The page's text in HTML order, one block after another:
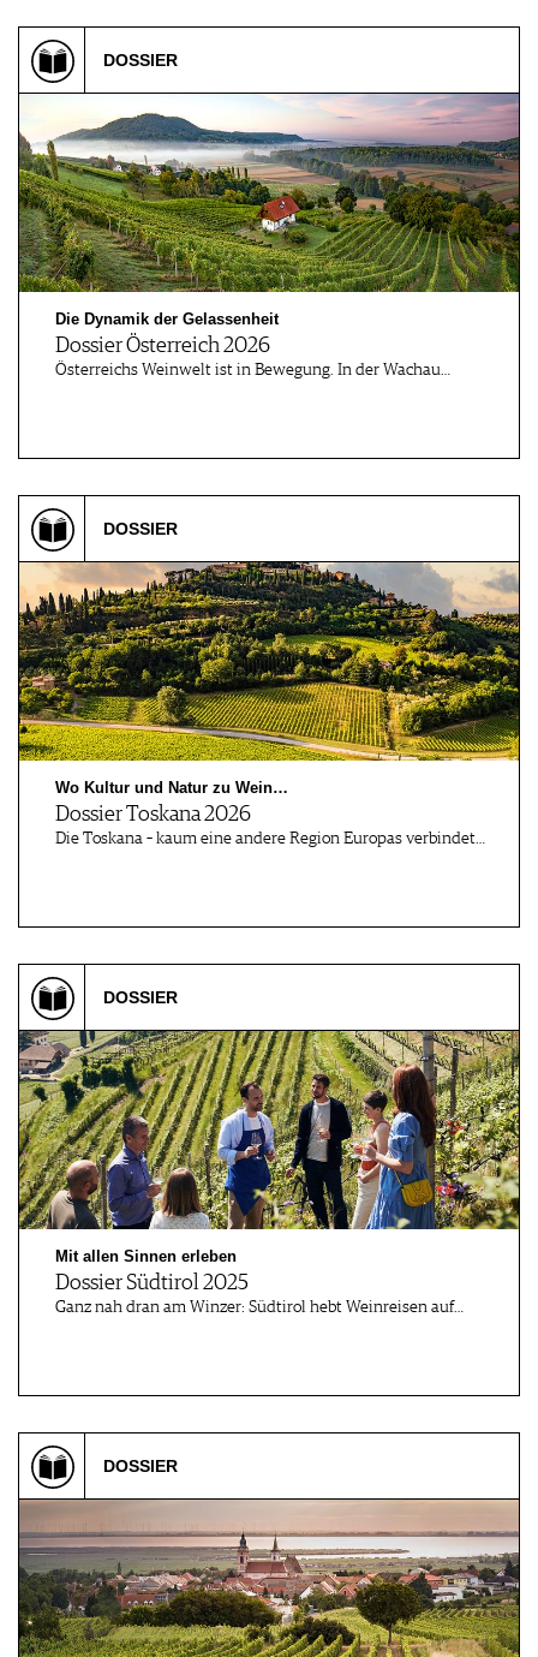
VORTEILSWELT
MEDIATHEK
VIDEOS
BILDSTRECKEN
BÜCHER
NEWS
WEINWIRTSCHAFT
WEINSZENE
PORTRAITS
VINOPHILES
ARCHIV
ANMELDEN
AWARDS
VORTEILSWELT
TRINKREIFETABELLE
NEWSLETTER
WINE TRADE CLUB
REDAKTION
JOBS
WERBUNG
PRESSE
IMPRESSUM
AGB & DATENSCHUTZ
FAQ
DOSSIER
Die Dynamik der Gelassenheit
Dossier Österreich 2026
Österreichs Weinwelt ist in Bewegung. In der Wachau…
DOSSIER
Wo Kultur und Natur zu Wein…
Dossier Toskana 2026
Die Toskana – kaum eine andere Region Europas verbindet…
DOSSIER
Mit allen Sinnen erleben
Dossier Südtirol 2025
Ganz nah dran am Winzer: Südtirol hebt Weinreisen auf…
DOSSIER